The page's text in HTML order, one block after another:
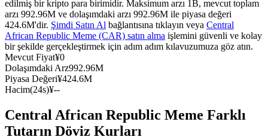
Kopya Ticaret
edilmiş bir kripto para birimidir. Maksimum arzı 1B, mevcut toplam
arzı 992.96M ve dolaşımdaki arzı 992.96M ile piyasa değeri
424.6M'dir. Şimdi Satın Al bağlantısına tıklayın veya Central
African Republic Meme (CAR) satın alma işlemini güvenli ve kolay
bir şekilde gerçekleştirmek için adım adım kılavuzumuza göz atın.
Mevcut Fiyat¥0
Dolaşımdaki Arz992.96M
Piyasa Değeri¥424.6M
Hacim(24s)¥--
Central African Republic Meme Farklı
Tutarın Döviz Kurları